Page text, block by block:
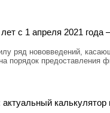
с 1 апреля 2021
ряд нововведений,
порядок предоставления
калькулятор